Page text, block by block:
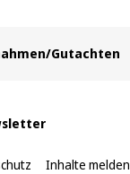
Gutachten
Inhalte melden